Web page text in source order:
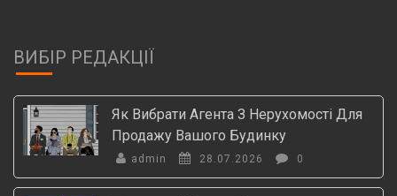
ВИБІР РЕДАКЦІЇ
Як Вибрати Агента З Нерухомості Для
Продажу Вашого Будинку
admin 28.07.2026 0